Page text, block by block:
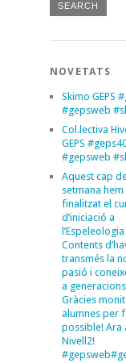
NOVETATS
Skimo GEPS
#gepsweb
Col.lectiva
GEPS
#gepsweb
Aquest cap
setmana hem
finalitzat el
d’iniciació a
Contents
transmés la
pasió i
a
Gràcies
alumnes per
possible! Ara
Nivell2!